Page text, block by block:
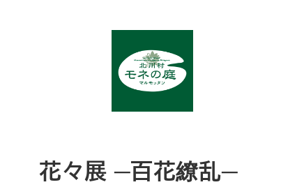
花々展 ─百花繚乱─